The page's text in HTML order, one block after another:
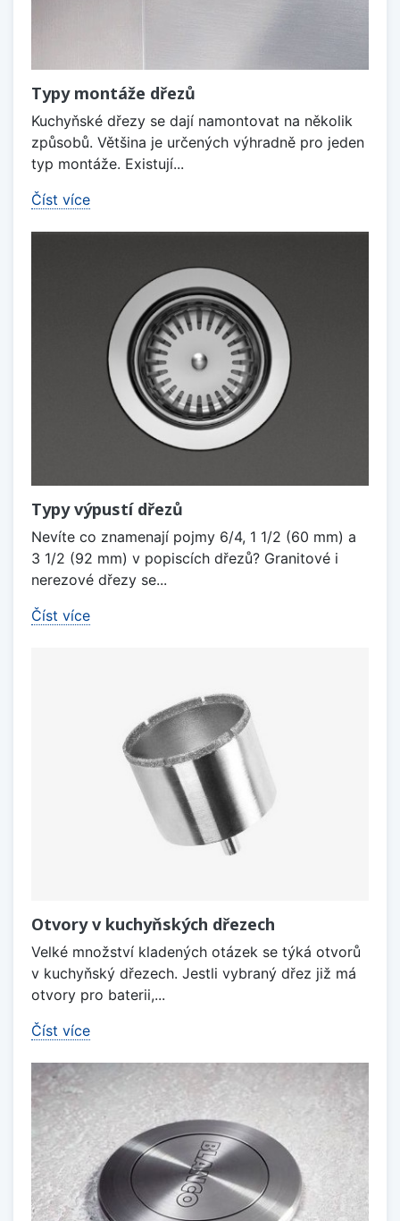
Typy montáže dřezů
Kuchyňské dřezy se dají namontovat na několik
způsobů. Většina je určených výhradně pro jeden
typ montáže. Existují...
Číst více
Typy výpustí dřezů
Nevíte co znamenají pojmy 6/4, 1 1/2 (60 mm) a
3 1/2 (92 mm) v popiscích dřezů? Granitové i
nerezové dřezy se...
Číst více
Otvory v kuchyňských dřezech
Velké množství kladených otázek se týká otvorů
v kuchyňský dřezech. Jestli vybraný dřez již má
otvory pro baterii,...
Číst více